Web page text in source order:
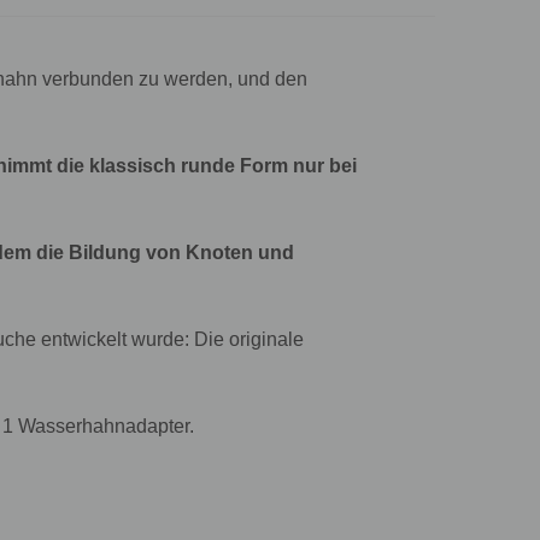
verbunden zu werden, und den
die klassisch runde Form nur bei
die Bildung von Knoten und
entwickelt wurde: Die originale
Wasserhahnadapter.